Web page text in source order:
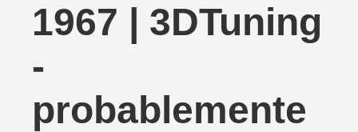
1967 | 3DTuning
-
probablemente